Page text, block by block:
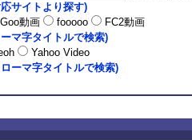
サイトより探す)
Goo動画 fooooo
FC2動画
マ字タイトルで検索)
Yahoo Video
ーマ字タイトルで検索)